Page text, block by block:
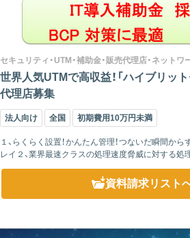
セキュリティ・UTM・補助金・販売代理店・ネットワ
世界人気UTMで高収益！「ハイブリッ
代理店募集
法人向け 全国 初期費用10万円未満
１、らくらく設置！かんたん管理！つないだ瞬間か
レイ２、業界最速クラスの処理速度脅威に対する処
で通信スピード が落ちません。３、特許DPIエン
資料請求リスト